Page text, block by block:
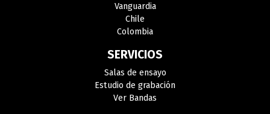
Vanguardia
Chile
Colombia
SERVICIOS
Salas de ensayo
Estudio de grabación
Ver Bandas